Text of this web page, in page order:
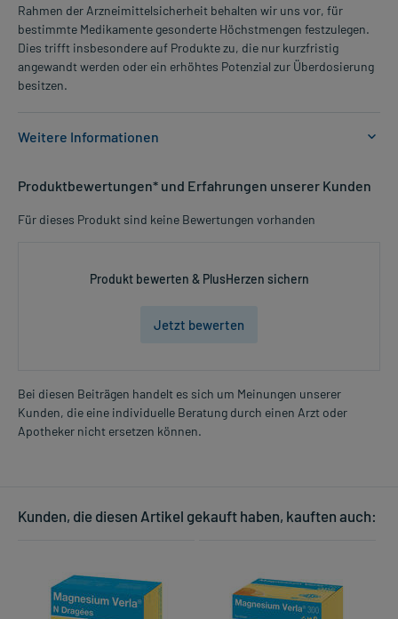
Rahmen der Arzneimittelsicherheit behalten wir uns vor, für
bestimmte Medikamente gesonderte Höchstmengen festzulegen.
Dies trifft insbesondere auf Produkte zu, die nur kurzfristig
angewandt werden oder ein erhöhtes Potenzial zur Überdosierung
besitzen.
Weitere Informationen
- Calcium- und Vitamin D3-Mangel
Erwachsene und ältere Menschen
unabhängig von der Mahlzeit
1 Kautablette
1-mal täglich
zwei Stunden vor oder nach der Mahlzeit
Art der Anwendung?
gelutscht werden.
Dauer der Anwendung?
Mehr anzeigen
Produktbewertungen* und Erfahrungen unserer Kunden
Für dieses Produkt sind keine Bewertungen vorhanden
Produkt bewerten & PlusHerzen sichern
Jetzt bewerten
Bei diesen Beiträgen handelt es sich um Meinungen unserer
Kunden, die eine individuelle Beratung durch einen Arzt oder
Apotheker nicht ersetzen können.
Kunden, die diesen Artikel gekauft haben, kauften auch: